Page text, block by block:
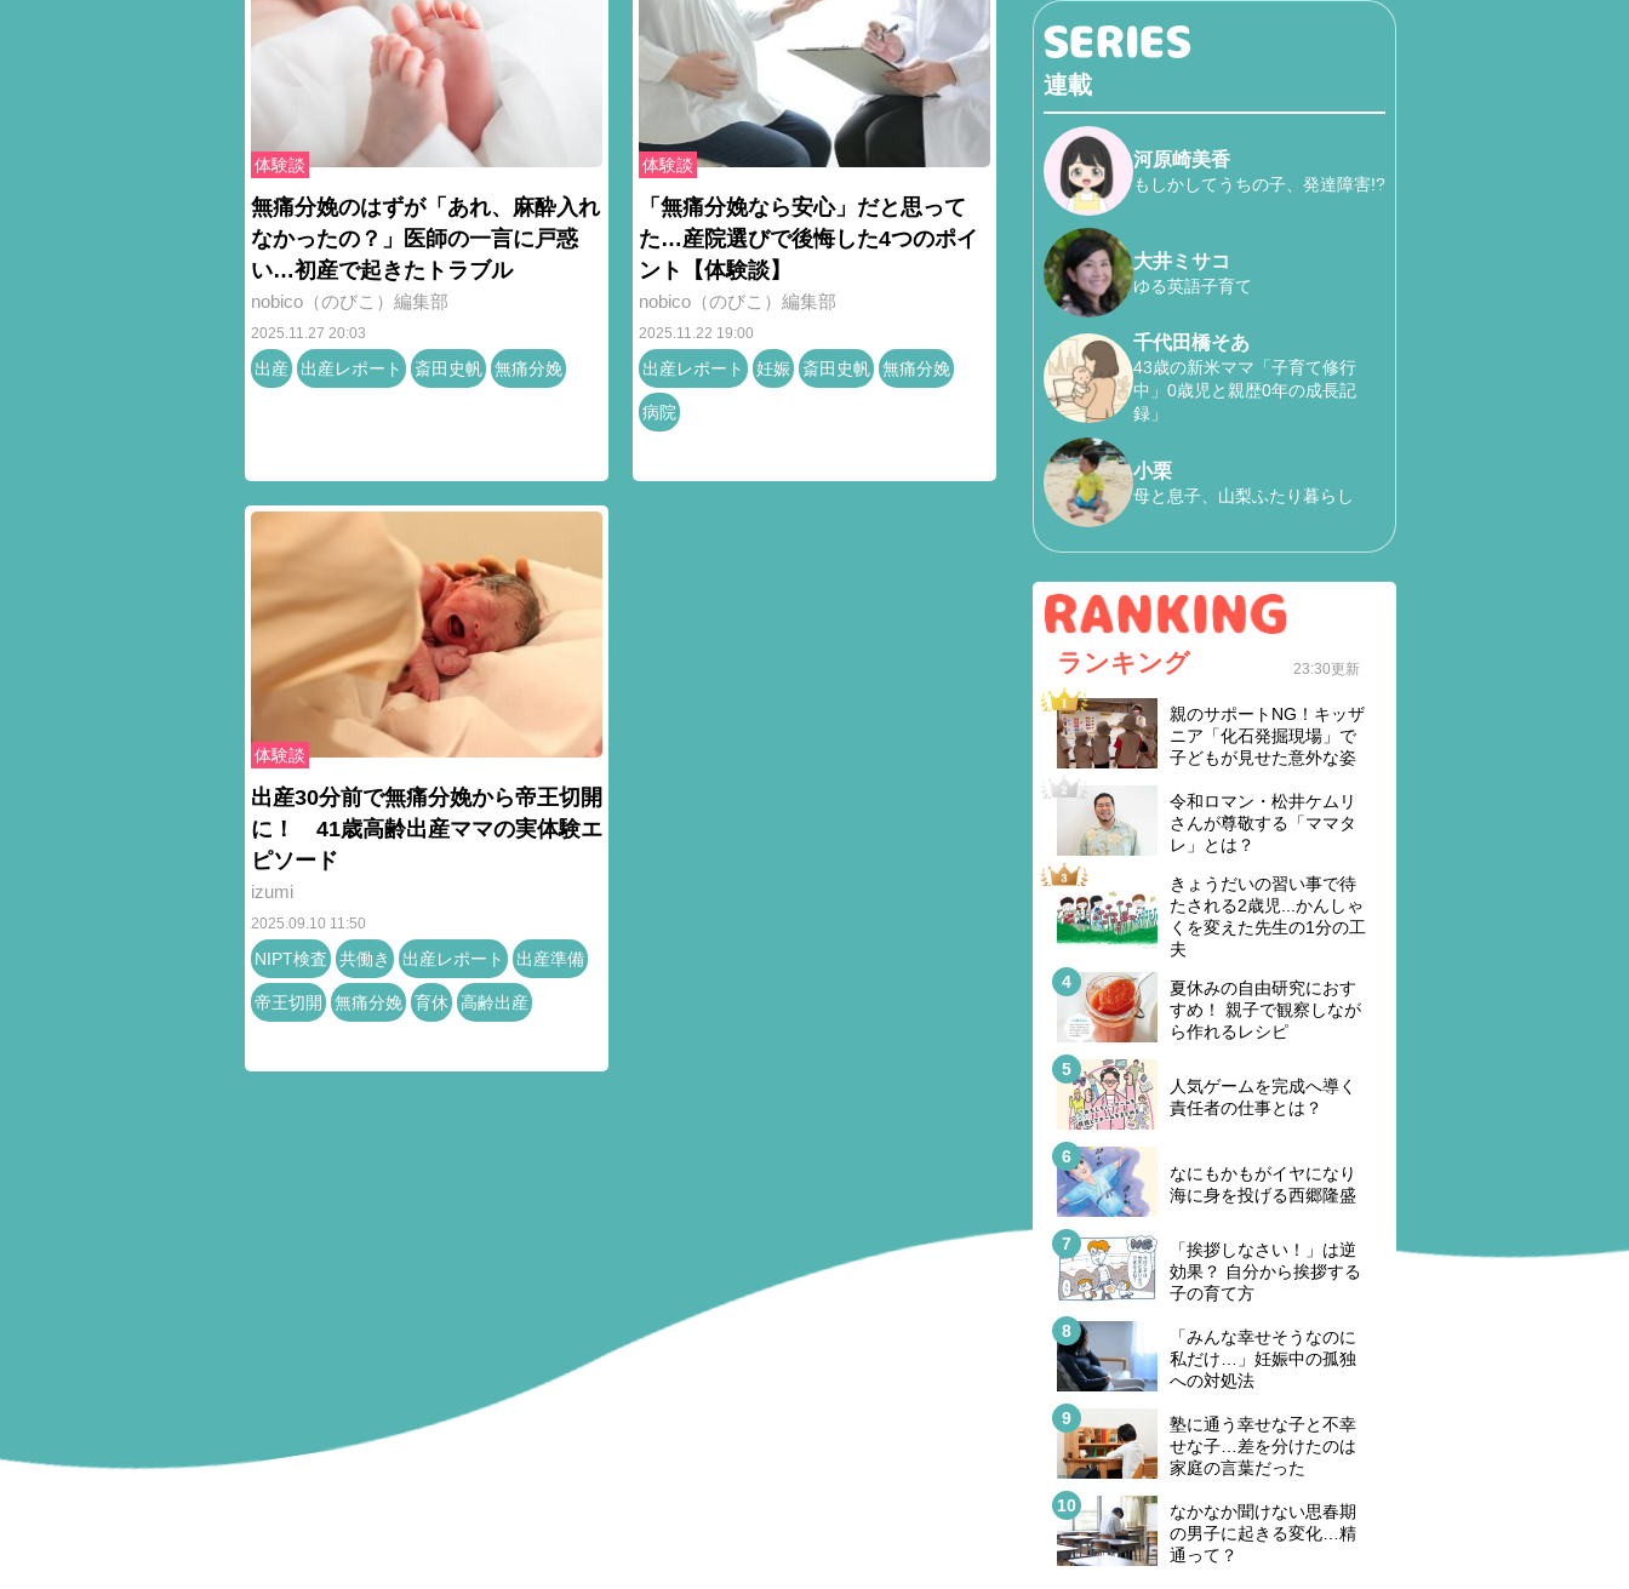
体験談
無痛分娩のはずが「あれ、麻酔入れ
なかったの？」医師の一言に戸惑
い…初産で起きたトラブル
nobico（のびこ）編集部
2025.11.27 20:03
出産 出産レポート 斎田史帆 無痛分娩
体験談
「無痛分娩なら安心」だと思って
た…産院選びで後悔した4つのポイ
ント【体験談】
nobico（のびこ）編集部
2025.11.22 19:00
出産レポート 妊娠 斎田史帆 無痛分娩
病院
体験談
出産30分前で無痛分娩から帝王切開
に！ 41歳高齢出産ママの実体験エ
ピソード
izumi
2025.09.10 11:50
NIPT検査 共働き 出産レポート 出産準備
帝王切開 無痛分娩 育休 高齢出産
連載
河原崎美香
もしかしてうちの子、発達障害!?
大井ミサコ
ゆる英語子育て
千代田橋そあ
43歳の新米ママ「子育て修行
中」0歳児と親歴0年の成長記
録」
小栗
母と息子、山梨ふたり暮らし
ランキング 23:30更新
親のサポートNG！キッザ
ニア「化石発掘現場」で
子どもが見せた意外な姿
令和ロマン・松井ケムリ
さんが尊敬する「ママタ
レ」とは？
きょうだいの習い事で待
たされる2歳児...かんしゃ
くを変えた先生の1分の工
夫
夏休みの自由研究におす
すめ！ 親子で観察しなが
ら作れるレシピ
人気ゲームを完成へ導く
責任者の仕事とは？
なにもかもがイヤになり
海に身を投げる西郷隆盛
「挨拶しなさい！」は逆
効果？ 自分から挨拶する
子の育て方
「みんな幸せそうなのに
私だけ…」妊娠中の孤独
への対処法
塾に通う幸せな子と不幸
せな子…差を分けたのは
家庭の言葉だった
なかなか聞けない思春期
の男子に起きる変化…精
通って？